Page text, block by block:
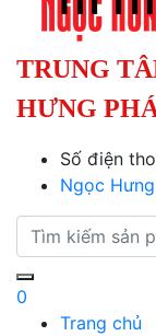
TRUNG
HƯNG
Số điện
Ngọc
0
Trang chủ